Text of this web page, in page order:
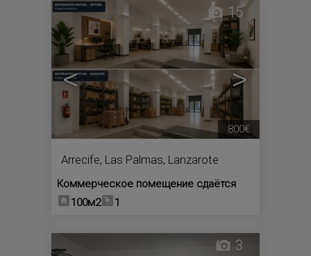
< >
15
Arrecife, Las Palmas, Lanzarote
Коммерческое помещение сдаётся
100м2
1
800€
3